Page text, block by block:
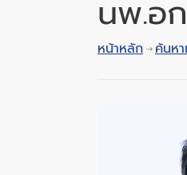
นพ.อ
หน้าหลัก ค้นห